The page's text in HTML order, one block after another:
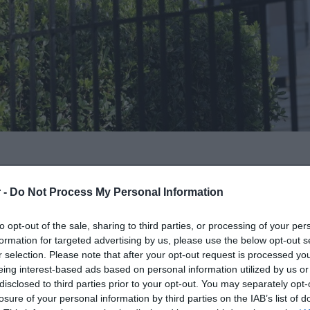
- Do Not Process My Personal Information
opt-out of the sale, sharing to third parties, or processing of your
for targeted advertising by us, please use the below opt-out
selection. Please note that after your opt-out request is processed
interest-based ads based on personal information utilized by us
to third parties prior to your opt-out. You may separately
of your personal information by third parties on the IAB’s list of
Γενικών Γραμματεων στα υπουργεία
Σχεδιασμού στο Υπουργείο